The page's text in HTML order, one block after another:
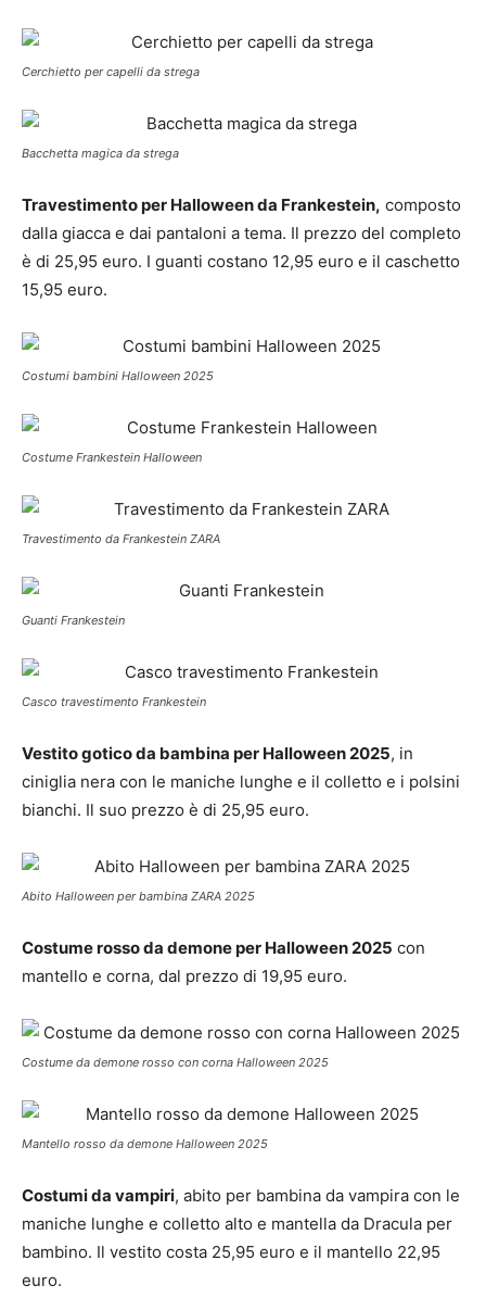
Cerchietto per capelli da strega
Bacchetta magica da strega
Travestimento per Halloween da Frankestein, composto
dalla giacca e dai pantaloni a tema. Il prezzo del completo
è di 25,95 euro. I guanti costano 12,95 euro e il caschetto
15,95 euro.
Costumi bambini Halloween 2025
Costume Frankestein Halloween
Travestimento da Frankestein ZARA
Guanti Frankestein
Casco travestimento Frankestein
Vestito gotico da bambina per Halloween 2025, in
ciniglia nera con le maniche lunghe e il colletto e i polsini
bianchi. Il suo prezzo è di 25,95 euro.
Abito Halloween per bambina ZARA 2025
Costume rosso da demone per Halloween 2025 con
mantello e corna, dal prezzo di 19,95 euro.
Costume da demone rosso con corna Halloween 2025
Mantello rosso da demone Halloween 2025
Costumi da vampiri, abito per bambina da vampira con le
maniche lunghe e colletto alto e mantella da Dracula per
bambino. Il vestito costa 25,95 euro e il mantello 22,95
euro.